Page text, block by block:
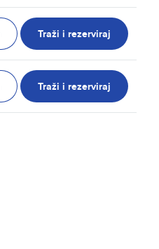
Traži i rezerviraj
Traži i rezerviraj